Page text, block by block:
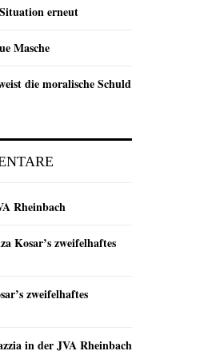
erneut
Masche
die moralische Schuld
Rheinbach
Kosar’s zweifelhaftes
zweifelhaftes
in der JVA Rheinbach